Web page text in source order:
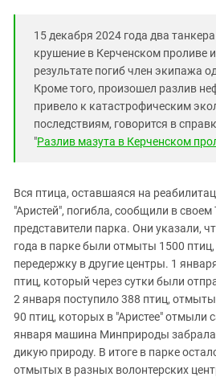
15 декабря 2024 года два
крушение в Керченском проливе
результате погиб член экипажа
Кроме того, произошел разлив
привело к катастрофическим
последствиям, говорится в
"Разлив мазута в Керченском
Вся птица, оставшаяся на
"Аристей", погибла, сообщили в своем
представители парка. Они указали,
года в парке были отмыты 1500
передержку в другие центры. 1
птиц, который через сутки были
2 января поступило 388 птиц,
90 птиц, которых в "Аристее" отмыли
января машина Минприроды
дикую природу. В итоге в парке
отмытых в разных волонтерских